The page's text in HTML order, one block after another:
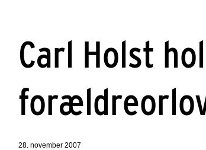
Carl Holst
28. november 2007